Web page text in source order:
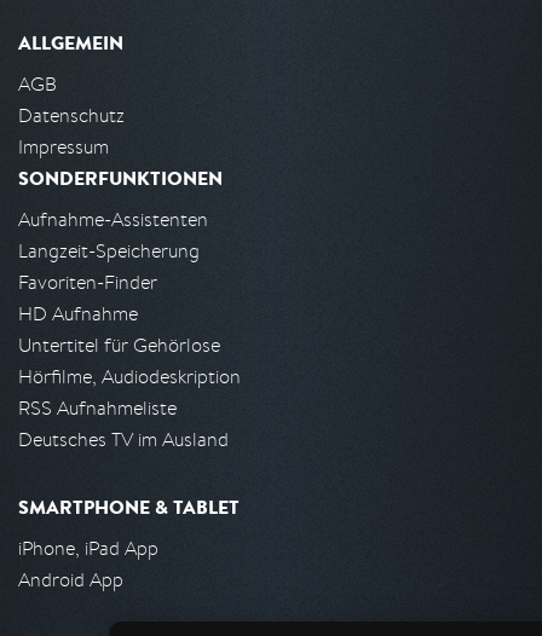
ALLGEMEIN
AGB
Datenschutz
Impressum
SONDERFUNKTIONEN
Aufnahme-Assistenten
Langzeit-Speicherung
Favoriten-Finder
HD Aufnahme
Untertitel für Gehörlose
Hörfilme, Audiodeskription
RSS Aufnahmeliste
Deutsches TV im Ausland
SMARTPHONE & TABLET
iPhone, iPad App
Android App